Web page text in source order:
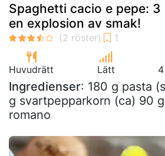
Spaghetti cacio e pepe: 3
en explosion av smak!
Huvudrätt Lätt
Ingredienser: 180 g pasta
g svartpepparkorn (ca) 90
romano